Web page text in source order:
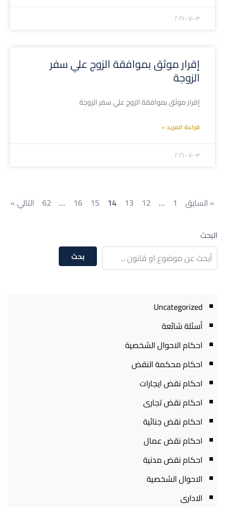
۲۰۲۱-۰۷-۰۳
إقرار موثق بموافقة الزوج علي سفر
الزوجة
إقرار موثق بموافقة الزوج علي سفر الزوجة
قراءة المزيد »
۲۰۲۱-۰۷-۰۳
« السايق 1
…
12
13
14
15
16
…
62 التالي »
البحث
بحث
Uncategorized
أسئلة شائعة
احكام الاحوال الشخصية
احكام محكمة النقض
احكام نقض ايجارات
احكام نقض تجارى
احكام نقض جنائية
احكام نقض عمال
احكام نقض مدنية
الاحوال الشخصية
الادارى